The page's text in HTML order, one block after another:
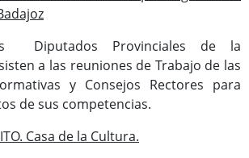
Diputados Provinciales de la
a las reuniones de Trabajo de las
y Consejos Rectores para
de sus competencias.
Casa de la Cultura.